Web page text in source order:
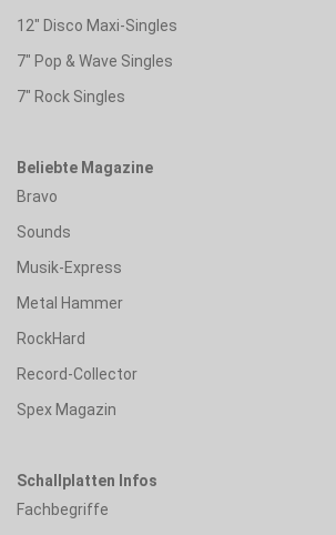
12" Disco Maxi-Singles
7" Pop & Wave Singles
7" Rock Singles
Beliebte Magazine
Bravo
Sounds
Musik-Express
Metal Hammer
RockHard
Record-Collector
Spex Magazin
Schallplatten Infos
Fachbegriffe